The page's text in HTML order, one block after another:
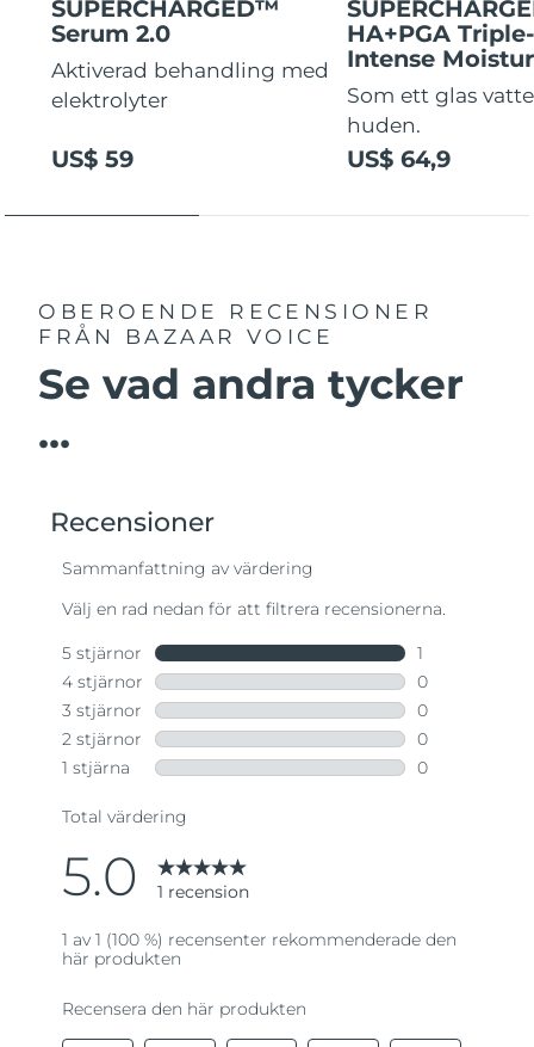
SUPERCHARGED™
Serum 2.0
Aktiverad behandling med
elektrolyter
US$ 59
HA+PGA
Intense
Som ett glas
huden.
US$ 64,9
OBEROENDE RECENSIONER
FRÅN BAZAAR VOICE
Se vad andra tycker
...